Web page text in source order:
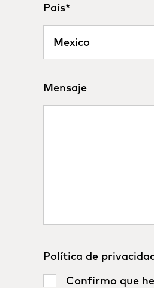
País*
Mensaje
Política de
Confirmo que